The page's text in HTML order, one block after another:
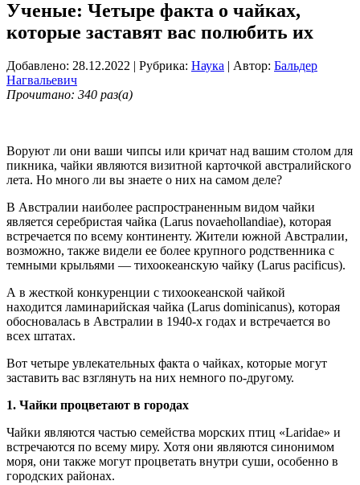
Ученые: Четыре факта о чайках,
которые заставят вас полюбить их
Добавлено: 28.12.2022 | Рубрика: Наука | Автор: Бальдер
Нагвальевич
Прочитано: 340 раз(а)
Воруют ли они ваши чипсы или кричат над вашим столом для
пикника, чайки являются визитной карточкой австралийского
лета. Но много ли вы знаете о них на самом деле?
В Австралии наиболее распространенным видом чайки
является серебристая чайка (Larus novaehollandiae), которая
встречается по всему континенту. Жители южной Австралии,
возможно, также видели ее более крупного родственника с
темными крыльями — тихоокеанскую чайку (Larus pacificus).
А в жесткой конкуренции с тихоокеанской чайкой
находится ламинарийская чайка (Larus dominicanus), которая
обосновалась в Австралии в 1940-х годах и встречается во
всех штатах.
Вот четыре увлекательных факта о чайках, которые могут
заставить вас взглянуть на них немного по-другому.
1. Чайки процветают в городах
Чайки являются частью семейства морских птиц «Laridae» и
встречаются по всему миру. Хотя они являются синонимом
моря, они также могут процветать внутри суши, особенно в
городских районах.